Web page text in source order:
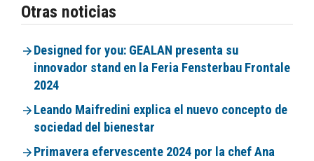
Otras noticias
Designed for you: GEALAN presenta su
innovador stand en la Feria Fensterbau Frontale
2024
Leando Maifredini explica el nuevo concepto de
sociedad del bienestar
Primavera efervescente 2024 por la chef Ana